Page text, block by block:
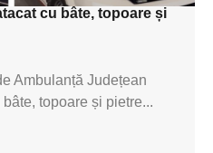
cu bâte, topoare și
Ambulanță Județean
topoare și pietre...